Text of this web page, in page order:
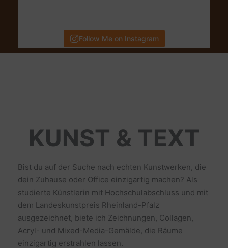
Follow Me on Instagram
KUNST & TEXT
Bist du auf der Suche nach echten Kunstwerken, die
dein Zuhause oder Office einzigartig machen? Als
studierte Künstlerin mit Hochschulabschluss und mit
dem Landeskunstpreis Rheinland-Pfalz
ausgezeichnet, biete ich Zeichnungen, Collagen,
Acryl- und Mixed-Media-Gemälde, die Räume
einzigartig erstrahlen lassen.